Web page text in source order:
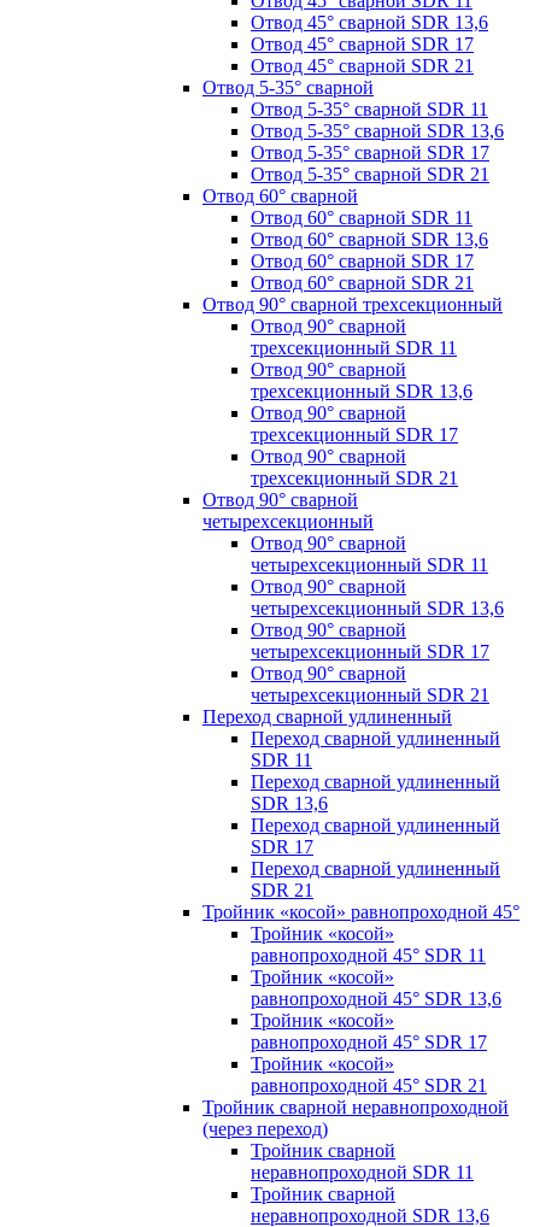
Отвод 45° сварной SDR 13,6
Отвод 45° сварной SDR 17
Отвод 45° сварной SDR 21
Отвод 5-35° сварной
Отвод 5-35° сварной SDR 11
Отвод 5-35° сварной SDR 13,6
Отвод 5-35° сварной SDR 17
Отвод 5-35° сварной SDR 21
Отвод 60° сварной
Отвод 60° сварной SDR 11
Отвод 60° сварной SDR 13,6
Отвод 60° сварной SDR 17
Отвод 60° сварной SDR 21
Отвод 90° сварной трехсекционный
Отвод 90° сварной
трехсекционный SDR 11
Отвод 90° сварной
трехсекционный SDR 13,6
Отвод 90° сварной
трехсекционный SDR 17
Отвод 90° сварной
трехсекционный SDR 21
Отвод 90° сварной
четырехсекционный
Отвод 90° сварной
четырехсекционный SDR 11
Отвод 90° сварной
четырехсекционный SDR 13,6
Отвод 90° сварной
четырехсекционный SDR 17
Отвод 90° сварной
четырехсекционный SDR 21
Переход сварной удлиненный
Переход сварной удлиненный
SDR 11
Переход сварной удлиненный
SDR 13,6
Переход сварной удлиненный
SDR 17
Переход сварной удлиненный
SDR 21
Тройник «косой» равнопроходной 45°
Тройник «косой»
равнопроходной 45° SDR 11
Тройник «косой»
равнопроходной 45° SDR 13,6
Тройник «косой»
равнопроходной 45° SDR 17
Тройник «косой»
равнопроходной 45° SDR 21
Тройник сварной неравнопроходной
(через переход)
Тройник сварной
неравнопроходной SDR 11
Тройник сварной
неравнопроходной SDR 13,6